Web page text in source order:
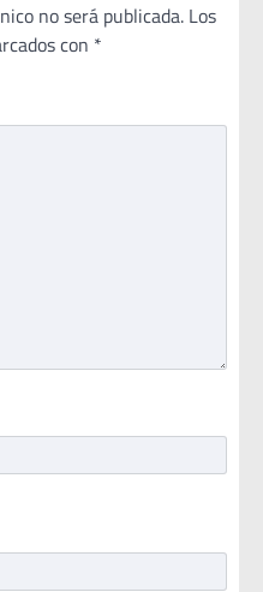
no será publicada. Los
con *